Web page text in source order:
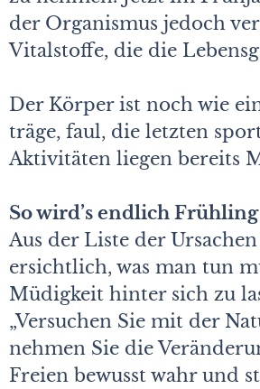
der Organismus jedoch
Vitalstoffe, die die
Der Körper ist noch wie
träge, faul, die letzten
Aktivitäten liegen bereits
So wird’s endlich Frühling
Aus der Liste der
ersichtlich, was man tun
Müdigkeit hinter sich zu
„Versuchen Sie mit der
nehmen Sie die
Freien bewusst wahr und